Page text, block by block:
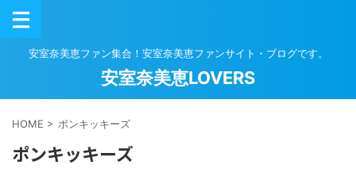
安室奈美恵ファン集合！安室奈美恵ファンサイト・ブログです。
安室奈美恵LOVERS
HOME > ポンキッキーズ
ポンキッキーズ